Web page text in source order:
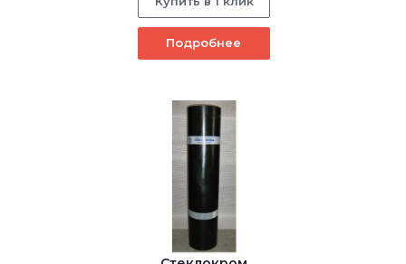
Подробнее